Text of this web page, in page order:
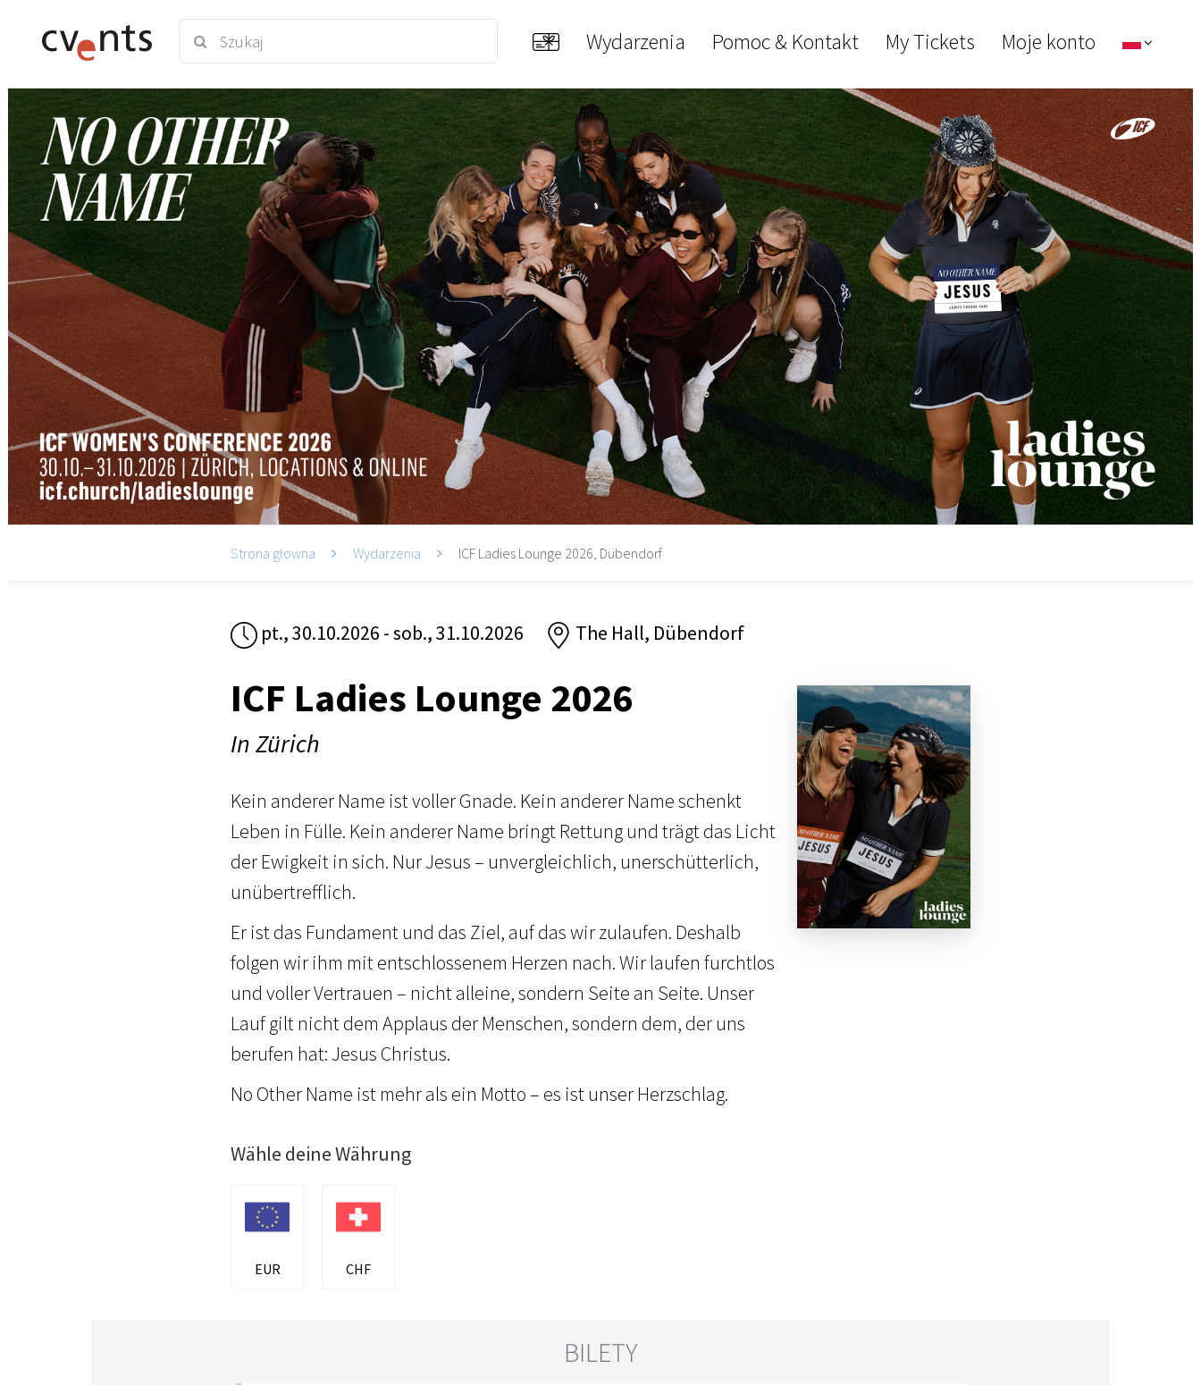
Wydarzenia Pomoc & Kontakt My Tickets Moje konto
Strona głowna Wydarzenia ICF Ladies Lounge 2026, Dübendorf
pt., 30.10.2026 - sob., 31.10.2026 The Hall, Dübendorf
ICF Ladies Lounge 2026
In Zürich
Kein anderer Name ist voller Gnade. Kein anderer Name schenkt
Leben in Fülle. Kein anderer Name bringt Rettung und trägt das Licht
der Ewigkeit in sich. Nur Jesus – unvergleichlich, unerschütterlich,
unübertrefflich.
Er ist das Fundament und das Ziel, auf das wir zulaufen. Deshalb
folgen wir ihm mit entschlossenem Herzen nach. Wir laufen furchtlos
und voller Vertrauen – nicht alleine, sondern Seite an Seite. Unser
Lauf gilt nicht dem Applaus der Menschen, sondern dem, der uns
berufen hat: Jesus Christus.
No Other Name ist mehr als ein Motto – es ist unser Herzschlag.
Wähle deine Währung
EUR CHF